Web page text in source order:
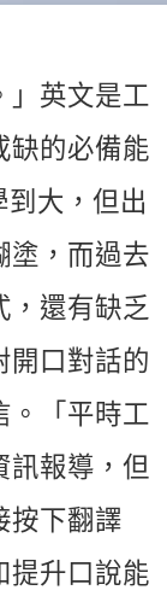
」英文是工
缺的必備能
大，但出
塗，而過去
，還有缺乏
開口對話的
。「平時工
訊報導，但
按下翻譯
提升口說能